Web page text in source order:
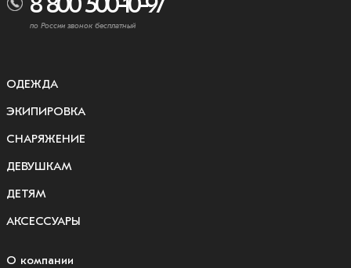
по России звонок бесплатный
ОДЕЖДА
ЭКИПИРОВКА
СНАРЯЖЕНИЕ
ДЕВУШКАМ
ДЕТЯМ
АКСЕССУАРЫ
О компании